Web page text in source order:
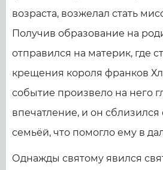
возраста, возжелал стать
Получив образование на
отправился на материк, где
крещения короля франков
событие произвело на него
впечатление, и он сблизился
семьёй, что помогло ему в
Однажды святому явился